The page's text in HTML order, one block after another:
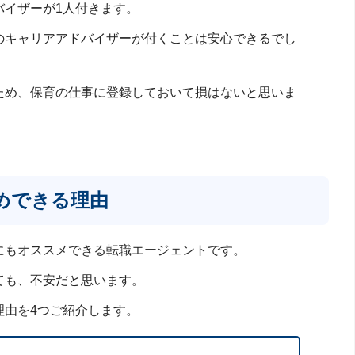
ザーが1人付きます。
ャリアアドバイザーが付くことは安心できるでし
、保育の仕事に登録しておいて損はないと思いま
できる理由
オススメできる転職エージェントです。
、不安だと思います。
を4つご紹介します。